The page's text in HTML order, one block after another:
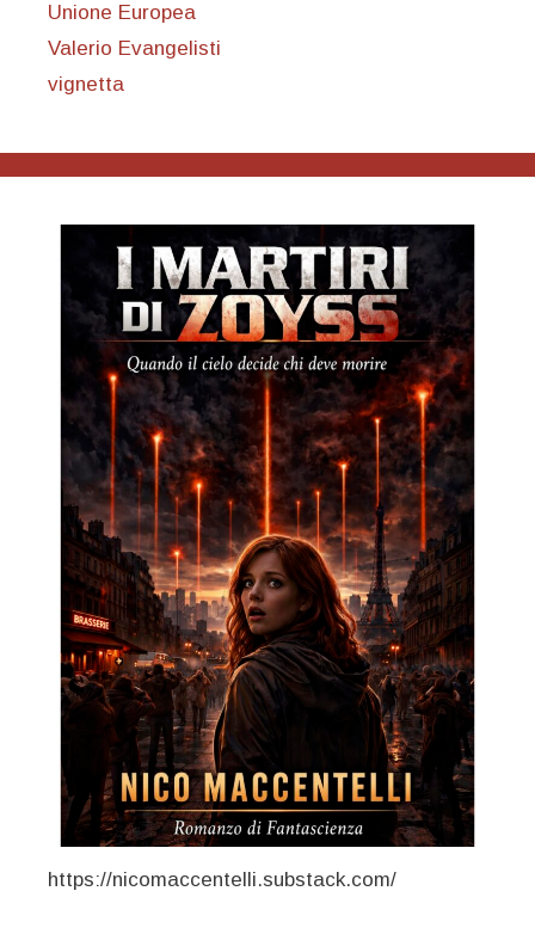
Unione Europea
Valerio Evangelisti
vignetta
https://nicomaccentelli.substack.com/